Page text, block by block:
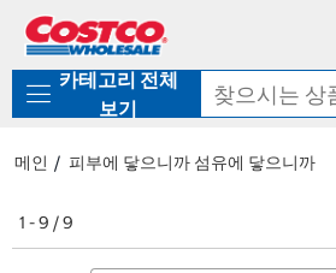
로
기
가
카테고리 전체
보기
메인 피부에 닿으니까 섬유에 닿으니까
1 - 9 / 9